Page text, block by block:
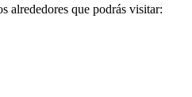
alrededores que podrás visitar: